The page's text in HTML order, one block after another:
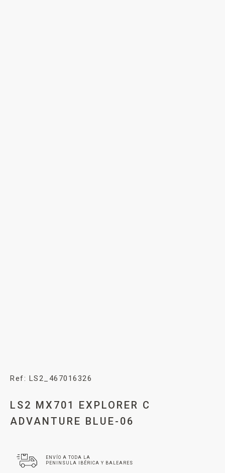
Ref: LS2_467016326
LS2 MX701 EXPLORER C
ADVANTURE BLUE-06
ENVÍO A TODA LA
PENINSULA IBÉRICA Y BALEARES